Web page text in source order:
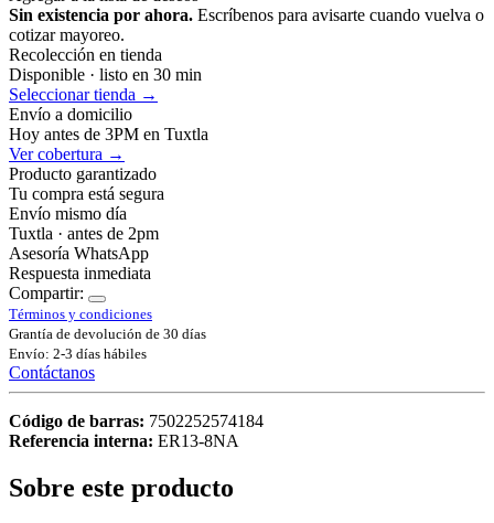
Sin existencia por ahora. Escríbenos para avisarte cuando vuelva o
cotizar mayoreo.
Recolección en tienda
Disponible · listo en 30 min
Seleccionar tienda →
Envío a domicilio
Hoy antes de 3PM en Tuxtla
Ver cobertura →
Producto garantizado
Tu compra está segura
Envío mismo día
Tuxtla · antes de 2pm
Asesoría WhatsApp
Respuesta inmediata
Compartir:
Términos y condiciones
Grantía de devolución de 30 días
Envío: 2-3 días hábiles
Contáctanos
Código de barras: 7502252574184
Referencia interna: ER13-8NA
Sobre este producto